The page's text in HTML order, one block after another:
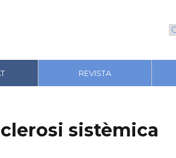
REVISTA
sistèmica